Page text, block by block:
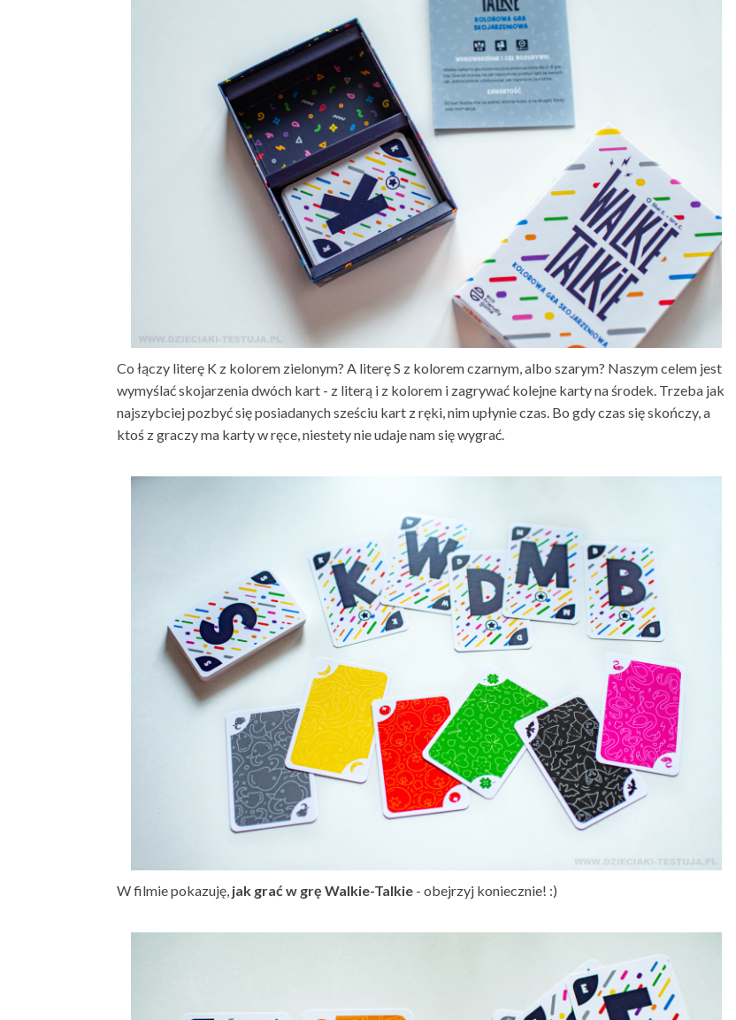
Co łączy literę K z kolorem zielonym? A literę S z kolorem czarnym, albo szarym? Naszym celem jest
wymyślać skojarzenia dwóch kart - z literą i z kolorem i zagrywać kolejne karty na środek. Trzeba jak
najszybciej pozbyć się posiadanych sześciu kart z ręki, nim upłynie czas. Bo gdy czas się skończy, a
ktoś z graczy ma karty w ręce, niestety nie udaje nam się wygrać.
W filmie pokazuję, jak grać w grę Walkie-Talkie - obejrzyj koniecznie! :)